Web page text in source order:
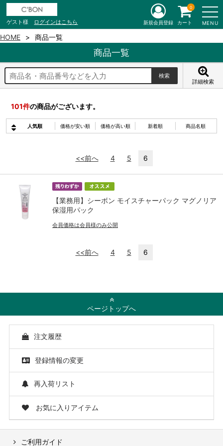
ゲスト様 ログインはこちら MENU
新規会員登録 カート
0
HOME 商品一覧
商品一覧
詳細検索
101件の商品がございます。
人気順 価格が安い順 価格が高い順 新着順 商品名順
<<前へ 4 5 6
【業務用】シーボン モイスチャーパック マグノリア
保湿用パック
会員価格は会員様のみ公開
<<前へ 4 5 6
ページトップへ
注文履歴
登録情報の変更
再入荷リスト
お気に入りアイテム
ご利用ガイド